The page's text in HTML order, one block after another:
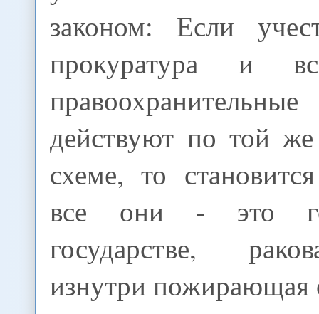
законом: Если
прокуратура и
действуют по той
схеме, то
все они - это
государстве,
изнутри пожирающая